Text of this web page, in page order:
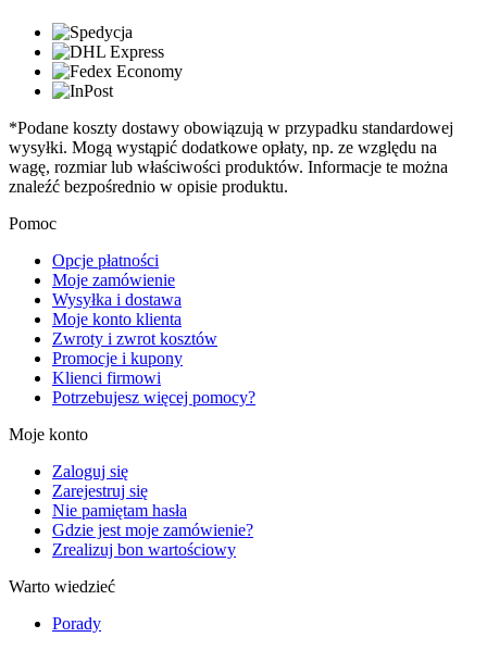
*Podane koszty dostawy obowiązują w przypadku standardowej
wysyłki. Mogą wystąpić dodatkowe opłaty, np. ze względu na
wagę, rozmiar lub właściwości produktów. Informacje te można
znaleźć bezpośrednio w opisie produktu.
Pomoc
Opcje płatności
Moje zamówienie
Wysyłka i dostawa
Moje konto klienta
Zwroty i zwrot kosztów
Promocje i kupony
Klienci firmowi
Potrzebujesz więcej pomocy?
Moje konto
Zaloguj się
Zarejestruj się
Nie pamiętam hasła
Gdzie jest moje zamówienie?
Zrealizuj bon wartościowy
Warto wiedzieć
Porady